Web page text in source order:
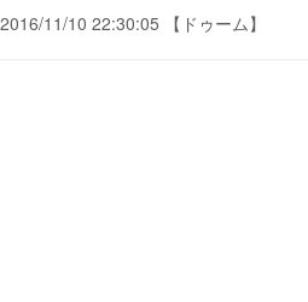
2016/11/10 22:30:05 【ドゥーム】